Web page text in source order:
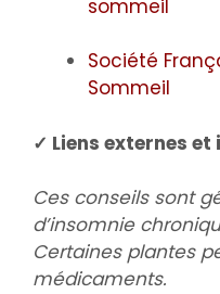
sommeil
Société
Sommeil
✓ Liens externes
Ces conseils sont
d’insomnie
Certaines plantes
médicaments.